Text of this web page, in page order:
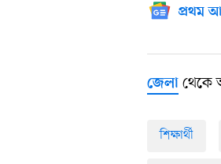
প্রথম
জেলা
শিক্ষার্থী